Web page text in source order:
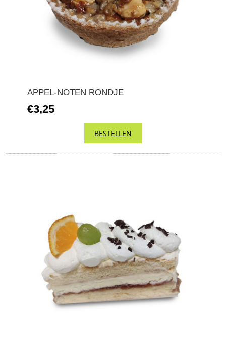
APPEL-NOTEN RONDJE
€3,25